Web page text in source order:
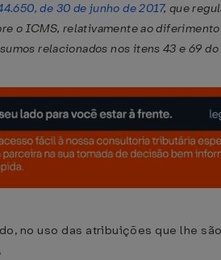
de 30 de junho de 2017, que
o ICMS, relativamente ao
relacionados nos itens 43 e 69
no uso das atribuições que lhe